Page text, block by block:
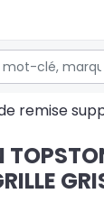
de remise